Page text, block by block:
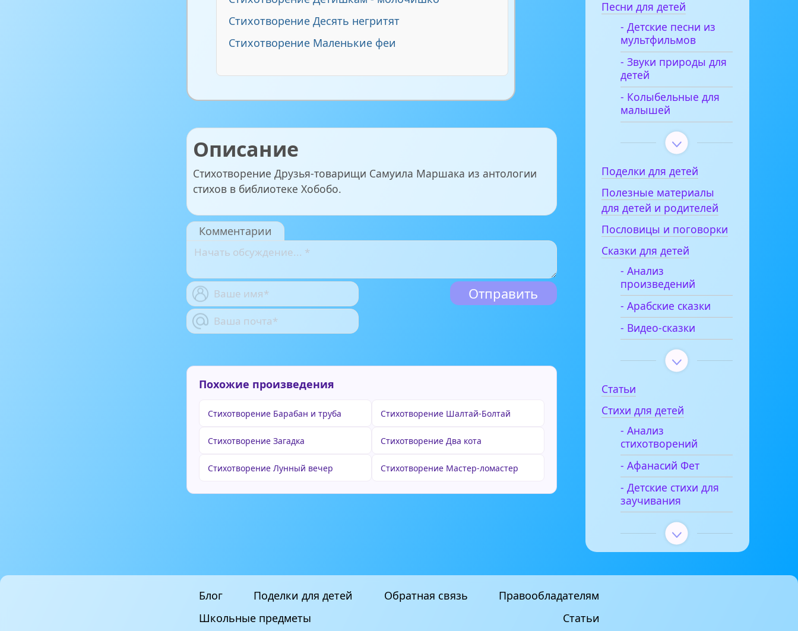
Стихотворение Десять негритят
Стихотворение Маленькие феи
Описание
Стихотворение Друзья-товарищи Самуила Маршака из антологии
стихов в библиотеке Хобобо.
Комментарии
Похожие произведения
Стихотворение Барабан и труба Стихотворение Шалтай-Болтай
Стихотворение Загадка Стихотворение Два кота
Стихотворение Лунный вечер Стихотворение Мастер-ломастер
Песни для детей
- Детские песни из
мультфильмов
- Звуки природы для
детей
- Колыбельные для
малышей
Поделки для детей
Полезные материалы
для детей и родителей
Пословицы и поговорки
Сказки для детей
- Анализ
произведений
- Арабские сказки
- Видео-сказки
Статьи
Стихи для детей
- Анализ
стихотворений
- Афанасий Фет
- Детские стихи для
заучивания
Блог Поделки для детей Обратная связь
Правообладателям
Школьные предметы
Статьи